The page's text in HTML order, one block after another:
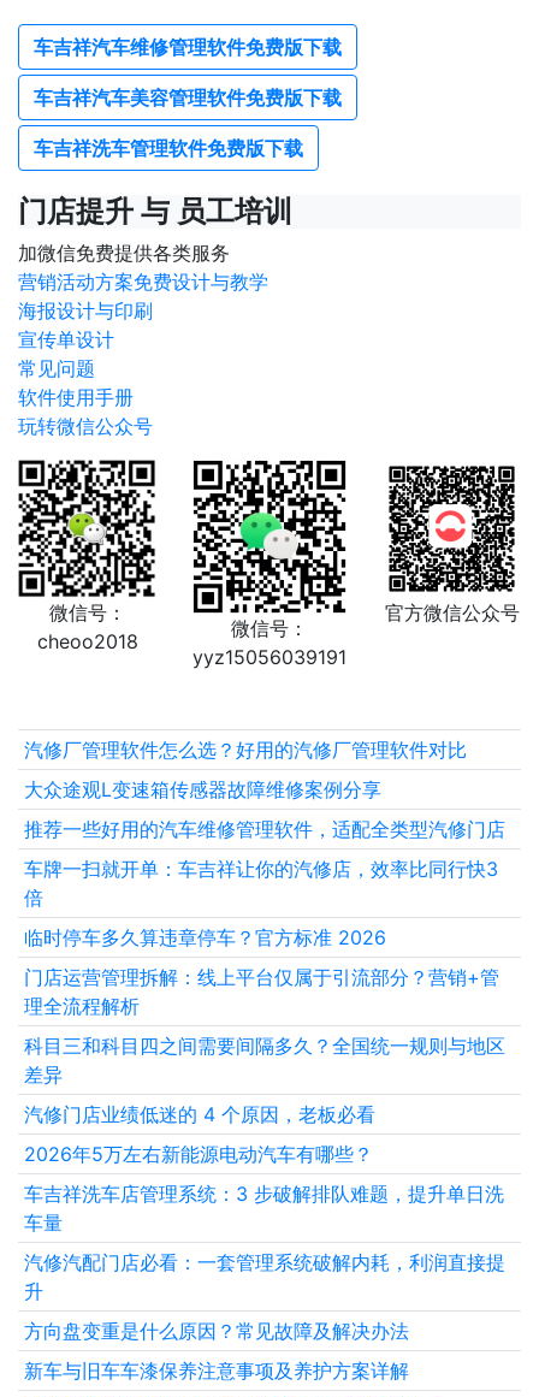
车吉祥汽车维修管理软件免费版下载
车吉祥汽车美容管理软件免费版下载
车吉祥洗车管理软件免费版下载
门店提升 与 员工培训
加微信免费提供各类服务
营销活动方案免费设计与教学
海报设计与印刷
宣传单设计
常见问题
软件使用手册
玩转微信公众号
微信号：
cheoo2018
微信号：
yyz15056039191
官方微信公众号
汽修厂管理软件怎么选？好用的汽修厂管理软件对比
大众途观L变速箱传感器故障维修案例分享
推荐一些好用的汽车维修管理软件，适配全类型汽修门店
车牌一扫就开单：车吉祥让你的汽修店，效率比同行快3
倍
临时停车多久算违章停车？官方标准 2026
门店运营管理拆解：线上平台仅属于引流部分？营销+管
理全流程解析
科目三和科目四之间需要间隔多久？全国统一规则与地区
差异
汽修门店业绩低迷的 4 个原因，老板必看
2026年5万左右新能源电动汽车有哪些？
车吉祥洗车店管理系统：3 步破解排队难题，提升单日洗
车量
汽修汽配门店必看：一套管理系统破解内耗，利润直接提
升
方向盘变重是什么原因？常见故障及解决办法
新车与旧车车漆保养注意事项及养护方案详解